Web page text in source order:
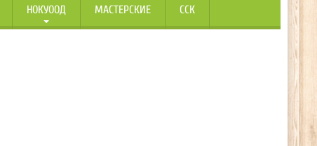
НОКУООД МАСТЕРСКИЕ ССК